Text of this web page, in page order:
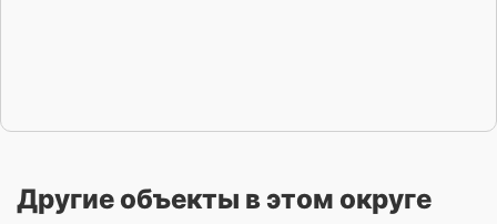
Другие объекты в этом округе